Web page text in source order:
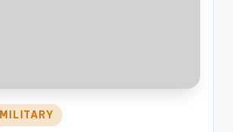
MILITARY